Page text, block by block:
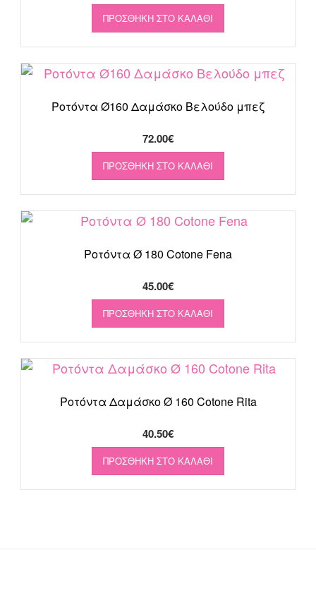
ΠΡΟΣΘΉΚΗ ΣΤΟ ΚΑΛΆΘΙ
Ροτόντα Ø160 Δαμάσκο Βελούδο μπεζ
72.00€
ΠΡΟΣΘΉΚΗ ΣΤΟ ΚΑΛΆΘΙ
Ροτόντα Ø 180 Cotone Fena
45.00€
ΠΡΟΣΘΉΚΗ ΣΤΟ ΚΑΛΆΘΙ
Ροτόντα Δαμάσκο Ø 160 Cotone Rita
40.50€
ΠΡΟΣΘΉΚΗ ΣΤΟ ΚΑΛΆΘΙ